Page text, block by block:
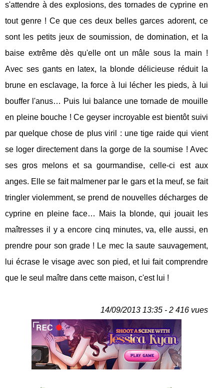
s'attendre à des explosions, des tornades de cyprine en
tout genre ! Ce que ces deux belles garces adorent, ce
sont les petits jeux de soumission, de domination, et la
baise extrême dès qu'elle ont un mâle sous la main !
Avec ses gants en latex, la blonde délicieuse réduit la
brune en esclavage, la force à lui lécher les pieds, à lui
bouffer l'anus… Puis lui balance une tornade de mouille
en pleine bouche ! Ce geyser incroyable est bientôt suivi
par quelque chose de plus viril : une tige raide qui vient
se loger directement dans la gorge de la soumise ! Avec
ses gros melons et sa gourmandise, celle-ci est aux
anges. Elle se fait malmener par le gars et la meuf, se fait
tringler violemment, se prend de nouvelles décharges de
cyprine en pleine face… Mais la blonde, qui jouait les
maîtresses il y a encore cinq minutes, va, elle aussi, en
prendre pour son grade ! Le mec la saute sauvagement,
lui écrase le visage avec son pied, et lui fait comprendre
que le seul maître dans cette maison, c'est lui !
14/09/2013 13:35 - 2 416 vues